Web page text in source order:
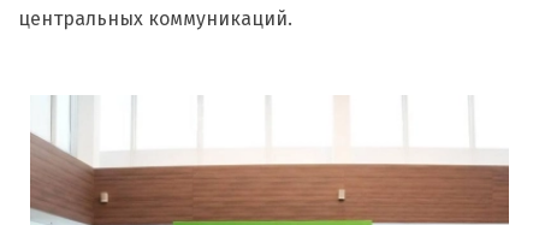
центральных коммуникаций.